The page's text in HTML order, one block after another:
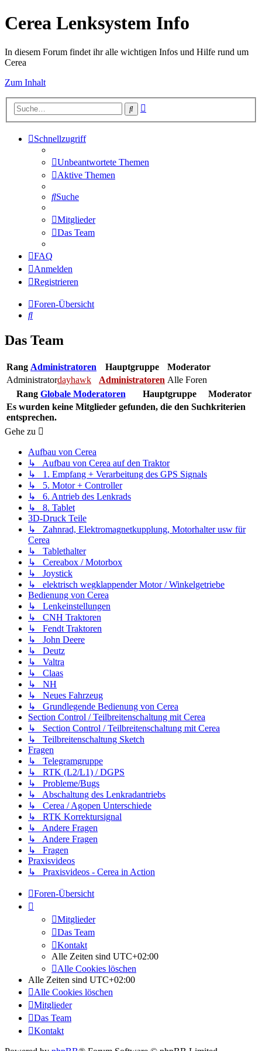
Cerea Lenksystem Info
In diesem Forum findet ihr alle wichtigen Infos und Hilfe rund um
Cerea
Zum Inhalt
Suche
Schnellzugriff
Unbeantwortete Themen
Aktive Themen
Suche
Mitglieder
Das Team
FAQ
Anmelden
Registrieren
Foren-Übersicht
Suche
Das Team
Rang Administratoren Hauptgruppe
Moderator
Administratordayhawk Administratoren Alle Foren
Rang Globale Moderatoren Hauptgruppe
Moderator
Es wurden keine Mitglieder gefunden, die den Suchkriterien
entsprechen.
Gehe zu
Aufbau von Cerea
↳ Aufbau von Cerea auf den Traktor
↳ 1. Empfang + Verarbeitung des GPS Signals
↳ 5. Motor + Controller
↳ 6. Antrieb des Lenkrads
↳ 8. Tablet
3D-Druck Teile
↳ Zahnrad, Elektromagnetkupplung, Motorhalter usw für
Cerea
↳ Tablethalter
↳ Cereabox / Motorbox
↳ Joystick
↳ elektrisch wegklappender Motor / Winkelgetriebe
Bedienung von Cerea
↳ Lenkeinstellungen
↳ CNH Traktoren
↳ Fendt Traktoren
↳ John Deere
↳ Deutz
↳ Valtra
↳ Claas
↳ NH
↳ Neues Fahrzeug
↳ Grundlegende Bedienung von Cerea
Section Control / Teilbreitenschaltung mit Cerea
↳ Section Control / Teilbreitenschaltung mit Cerea
↳ Teilbreitenschaltung Sketch
Fragen
↳ Telegramgruppe
↳ RTK (L2/L1) / DGPS
↳ Probleme/Bugs
↳ Abschaltung des Lenkradantriebs
↳ Cerea / Agopen Unterschiede
↳ RTK Korrektursignal
↳ Andere Fragen
↳ Andere Fragen
↳ Fragen
Praxisvideos
↳ Praxisvideos - Cerea in Action
Foren-Übersicht
Mitglieder
Das Team
Kontakt
Alle Zeiten sind UTC+02:00
Alle Cookies löschen
Alle Zeiten sind UTC+02:00
Alle Cookies löschen
Mitglieder
Das Team
Kontakt